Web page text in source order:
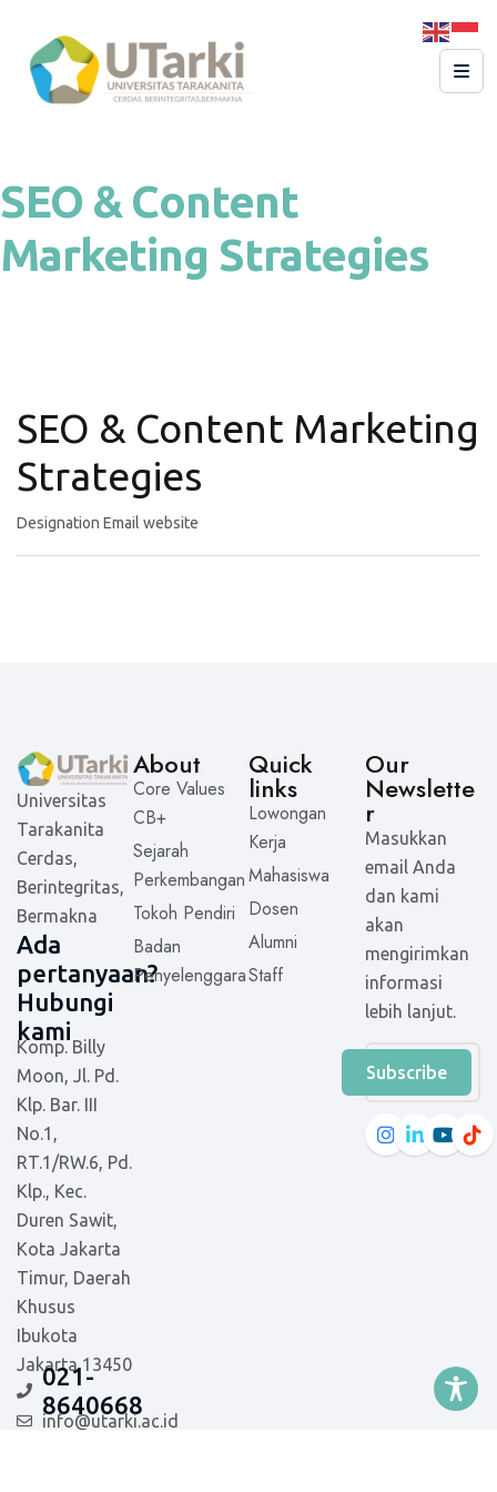
SEO & Content
Marketing Strategies
SEO & Content Marketing
Strategies
Designation Email website
Universitas
Tarakanita
Cerdas,
Berintegritas,
Bermakna
Ada
pertanyaan?
Hubungi
kami
Komp. Billy
Moon, Jl. Pd.
Klp. Bar. III
No.1,
RT.1/RW.6, Pd.
Klp., Kec.
Duren Sawit,
Kota Jakarta
Timur, Daerah
Khusus
Ibukota
Jakarta 13450
021-
8640668
info@utarki.ac.id
About
Core Values
CB+
Sejarah
Perkembangan
Tokoh Pendiri
Badan
Penyelenggara
Quick
links
Lowongan
Kerja
Mahasiswa
Dosen
Alumni
Staff
Our
Newslette
r
Masukkan
email Anda
dan kami
akan
mengirimkan
informasi
lebih lanjut.
Subscribe